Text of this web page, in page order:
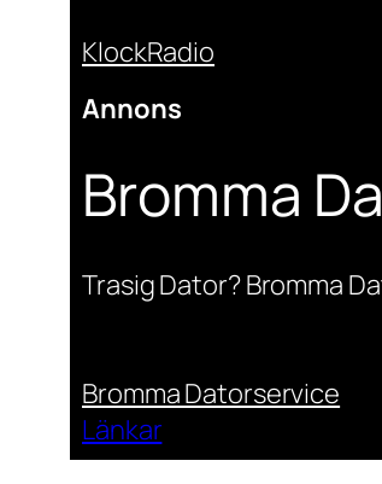
KlockRadio
Annons
Bromma
Trasig Dator? Bromma
Bromma Datorservice
Länkar